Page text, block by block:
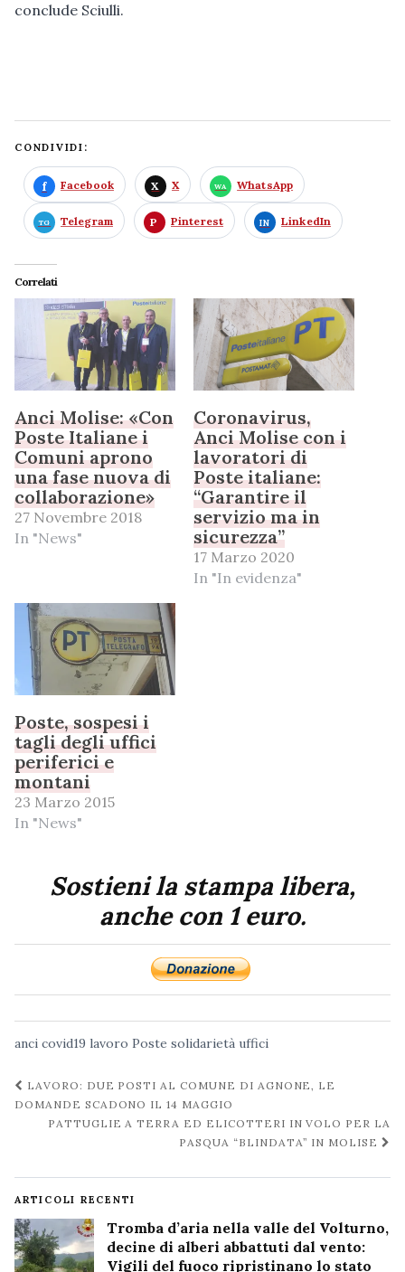
conclude Sciulli.
CONDIVIDI:
Facebook X WhatsApp
Telegram Pinterest LinkedIn
Correlati
Anci Molise: «Con
Poste Italiane i
Comuni aprono
una fase nuova di
collaborazione»
27 Novembre 2018
In "News"
Coronavirus,
Anci Molise con i
lavoratori di
Poste italiane:
“Garantire il
servizio ma in
sicurezza”
17 Marzo 2020
In "In evidenza"
Poste, sospesi i
tagli degli uffici
periferici e
montani
23 Marzo 2015
In "News"
Sostieni la stampa libera,
anche con 1 euro.
anci covid19 lavoro Poste solidarietà uffici
Navigazione
post
LAVORO: DUE POSTI AL COMUNE DI AGNONE, LE
DOMANDE SCADONO IL 14 MAGGIO
PATTUGLIE A TERRA ED ELICOTTERI IN VOLO PER LA
PASQUA “BLINDATA” IN MOLISE
ARTICOLI RECENTI
Tromba d’aria nella valle del Volturno,
decine di alberi abbattuti dal vento:
Vigili del fuoco ripristinano lo stato